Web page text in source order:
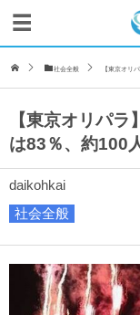
社会全般 【東京オリ
【東京オリパ
は83％、約100
daikohkai
社会全般